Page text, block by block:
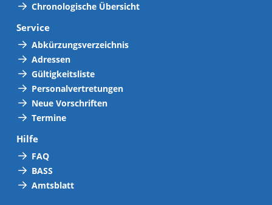
Chronologische Übersicht
Service
Abkürzungsverzeichnis
Adressen
Gültigkeitsliste
Personalvertretungen
Neue Vorschriften
Termine
Hilfe
FAQ
BASS
Amtsblatt